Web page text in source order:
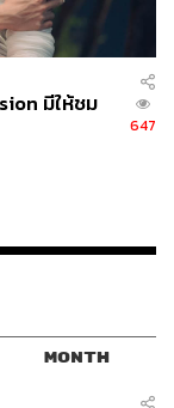
มีให้ชม
647
MONTH